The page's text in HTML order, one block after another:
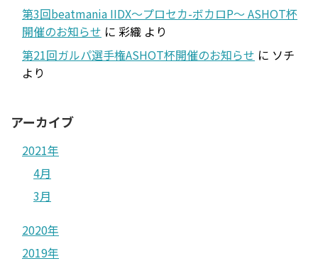
第3回beatmania IIDX～プロセカ-ボカロP～ ASHOT杯
開催のお知らせ に 彩織 より
第21回ガルパ選手権ASHOT杯開催のお知らせ に ソチ
より
アーカイブ
2021年
4月
3月
2020年
2019年